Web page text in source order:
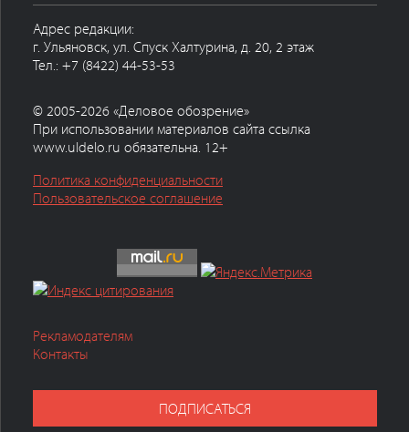
Адрес редакции:
г. Ульяновск, ул. Спуск Халтурина, д. 20, 2 этаж
Тел.: +7 (8422) 44-53-53
© 2005-2026 «Деловое обозрение»
При использовании материалов сайта ссылка
www.uldelo.ru обязательна. 12+
Политика конфиденциальности
Пользовательское соглашение
Рекламодателям
Контакты
ПОДПИСАТЬСЯ